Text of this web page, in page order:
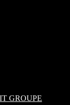
GROUPE